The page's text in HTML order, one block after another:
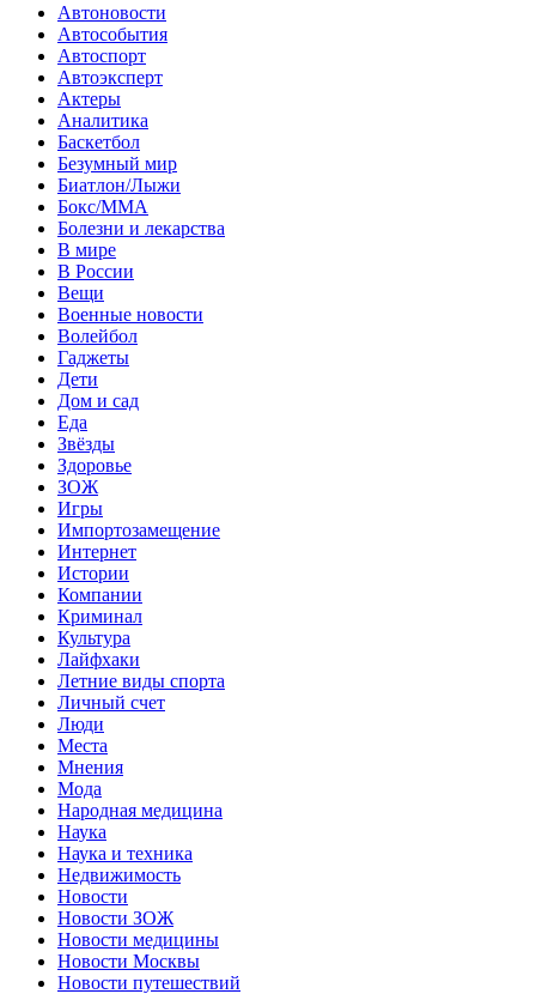
Автоновости
Автособытия
Автоспорт
Автоэксперт
Актеры
Аналитика
Баскетбол
Безумный мир
Биатлон/Лыжи
Бокс/MMA
Болезни и лекарства
В мире
В России
Вещи
Военные новости
Волейбол
Гаджеты
Дети
Дом и сад
Еда
Звёзды
Здоровье
ЗОЖ
Игры
Импортозамещение
Интернет
Истории
Компании
Криминал
Культура
Лайфхаки
Летние виды спорта
Личный счет
Люди
Места
Мнения
Мода
Народная медицина
Наука
Наука и техника
Недвижимость
Новости
Новости ЗОЖ
Новости медицины
Новости Москвы
Новости путешествий